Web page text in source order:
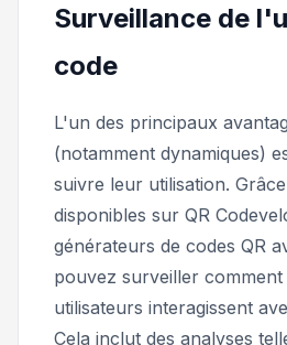
Surveillance de
code
L'un des principaux
(notamment dynamiques)
suivre leur utilisation.
disponibles sur QR
générateurs de codes QR
pouvez surveiller comment
utilisateurs interagissent
Cela inclut des analyses